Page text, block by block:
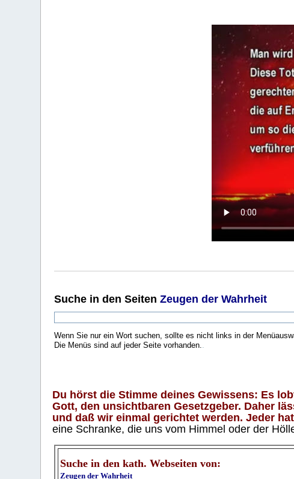
Suche in den SeitenZeugen der Wahrheit
Wenn Sie nur ein Wort suchen, sollte es nicht links in der
Die Menüs sind auf jeder Seite vorhanden.
Du hörst die Stimme deines Gewissens: Es
Gott, den unsichtbaren Gesetzgeber. Daher
und daß wir einmal gerichtet werden. Jeder
eine Schranke, die uns vom Himmel oder der
Suche in den kath. Webseiten von:
Zeugen der Wahrheit